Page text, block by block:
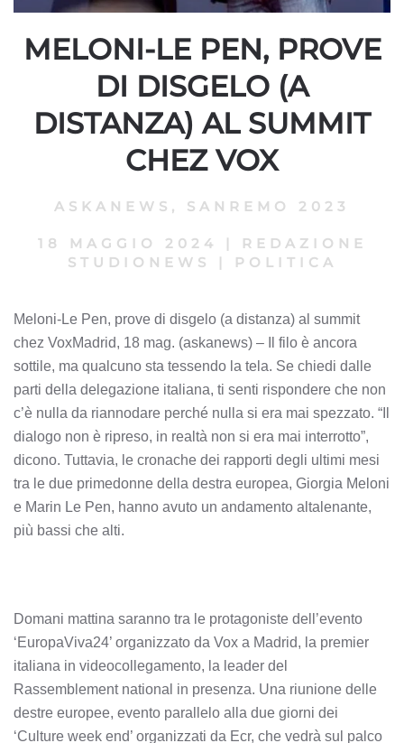
MELONI-LE PEN, PROVE
DI DISGELO (A
DISTANZA) AL SUMMIT
CHEZ VOX
ASKANEWS , SANREMO 2023
18 MAGGIO 2024 |
REDAZIONE
STUDIONEWS
| POLITICA
Meloni-Le Pen, prove di disgelo (a distanza) al summit
chez VoxMadrid, 18 mag. (askanews) – Il filo è ancora
sottile, ma qualcuno sta tessendo la tela. Se chiedi dalle
parti della delegazione italiana, ti senti rispondere che non
c’è nulla da riannodare perché nulla si era mai spezzato. “Il
dialogo non è ripreso, in realtà non si era mai interrotto”,
dicono. Tuttavia, le cronache dei rapporti degli ultimi mesi
tra le due primedonne della destra europea, Giorgia Meloni
e Marin Le Pen, hanno avuto un andamento altalenante,
più bassi che alti.
Domani mattina saranno tra le protagoniste dell’evento
‘EuropaViva24’ organizzato da Vox a Madrid, la premier
italiana in videocollegamento, la leader del
Rassemblement national in presenza. Una riunione delle
destre europee, evento parallelo alla due giorni dei
‘Culture week end’ organizzati da Ecr, che vedrà sul palco